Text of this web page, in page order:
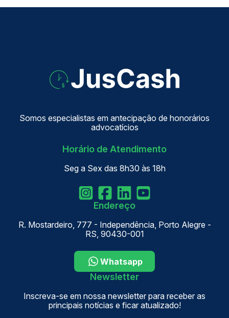
Somos especialistas em antecipação de honorários
advocatícios
Horário de Atendimento
Seg a Sex das 8h30 às 18h
Endereço
R. Mostardeiro, 777 - Independência, Porto Alegre -
RS, 90430-001
Whatsapp
Newsletter
Inscreva-se em nossa newsletter para receber as
principais notícias e ficar atualizado!